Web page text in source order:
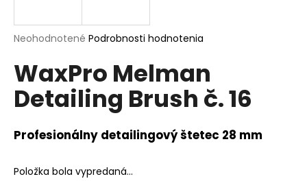
Priemerné
produktu
je
0,0
hviezdičiek.
Neohodnotené Podrobnosti hodnotenia
WaxPro Melman
Detailing Brush č. 16
Profesionálny detailingový štetec 28 mm
Položka bola vypredaná…
j
ť
?